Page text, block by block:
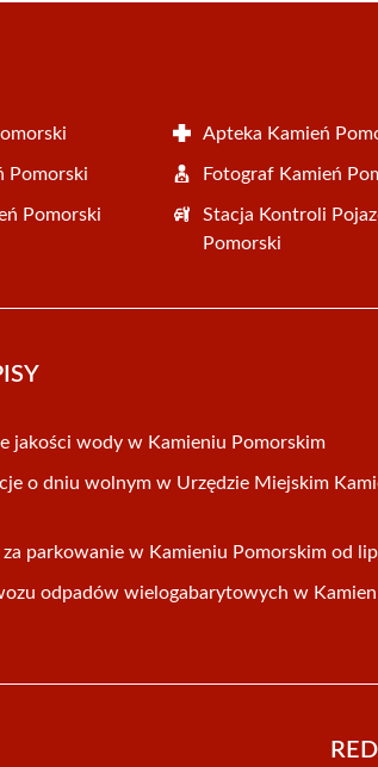
Apteka Kamień
Pomorski Fotograf Kamień
Pomorski
Stacja Kontroli
Pomorski
jakości wody w Kamieniu Pomorskim
o dniu wolnym w Urzędzie Miejskim
parkowanie w Kamieniu Pomorskim od
odpadów wielogabarytowych w